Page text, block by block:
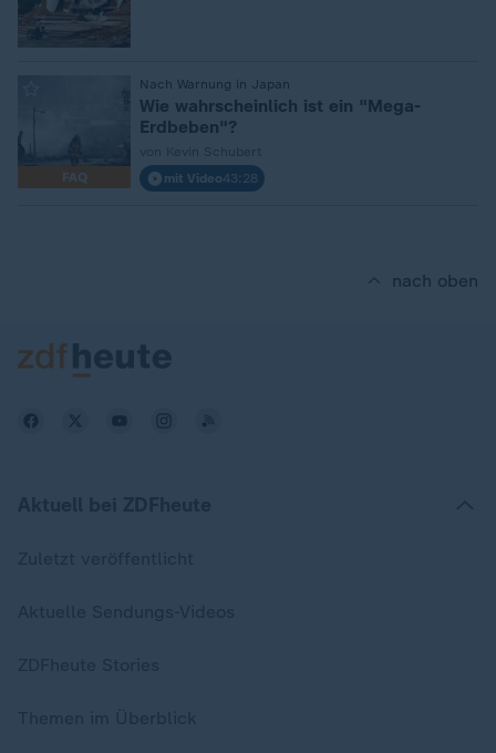
FAQ
Nach Warnung in Japan
Wie wahrscheinlich ist ein "Mega-
Erdbeben"?
mit Video43:28
nach oben